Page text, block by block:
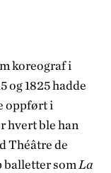
koreograf i
og 1825 hadde
oppført i
hvert ble han
Théâtre de
balletter som La